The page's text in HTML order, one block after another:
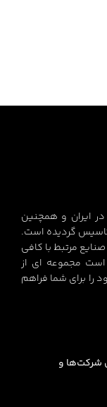
ایران و همچنین
گردیده است.
مرتبط با کافی
مجموعه ای از
را برای شما فراهم
شرکت‌ها و